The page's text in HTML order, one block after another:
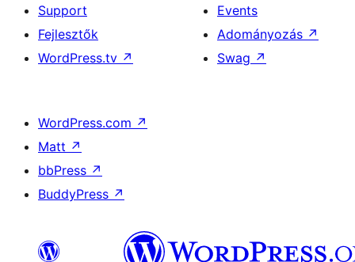
Support
Fejlesztők
WordPress.tv ↗
Events
Adományozás ↗
Swag ↗
WordPress.com ↗
Matt ↗
bbPress ↗
BuddyPress ↗